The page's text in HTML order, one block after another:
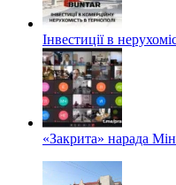
Інвестиції в
«Закрита» нарада